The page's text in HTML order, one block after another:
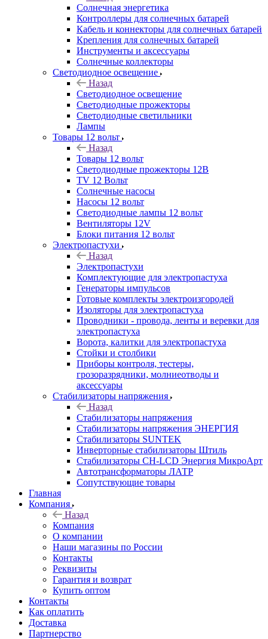
Солнечная энергетика
Контроллеры для солнечных батарей
Кабель и коннекторы для солнечных батарей
Крепления для солнечных батарей
Инструменты и аксессуары
Солнечные коллекторы
Светодиодное освещение
Назад
Светодиодное освещение
Светодиодные прожекторы
Светодиодные светильники
Лампы
Товары 12 вольт
Назад
Товары 12 вольт
Светодиодные прожекторы 12В
TV 12 Вольт
Солнечные насосы
Насосы 12 вольт
Светодиодные лампы 12 вольт
Вентиляторы 12V
Блоки питания 12 вольт
Электропастухи
Назад
Электропастухи
Комплектующие для электропастуха
Генераторы импульсов
Готовые комплекты электроизгородей
Изоляторы для электропастуха
Проводники - провода, ленты и веревки для
электропастуха
Ворота, калитки для электропастуха
Стойки и столбики
Приборы контроля, тестеры,
грозоразрядники, молниеотводы и
аксессуары
Стабилизаторы напряжения
Назад
Стабилизаторы напряжения
Стабилизаторы напряжения ЭНЕРГИЯ
Стабилизаторы SUNTEK
Инверторные стабилизаторы Штиль
Стабилизаторы СН-LCD Энepгия МикроАрт
Автотрансформаторы ЛАТР
Сопутствующие товары
Главная
Компания
Назад
Компания
О компании
Наши магазины по России
Контакты
Реквизиты
Гарантия и возврат
Купить оптом
Контакты
Как оплатить
Доставка
Партнерство